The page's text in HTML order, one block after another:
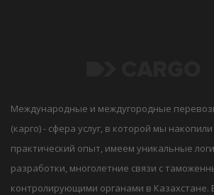
Международные и междугородные
(карго) - сфера услуг, в которой мы
практический опыт, имеем уникальные
разработки, многолетние связи с
контролирующими органами в Казахстане.